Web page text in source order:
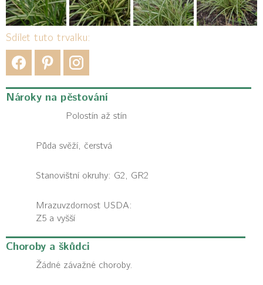
Sdílet tuto trvalku:
Nároky na pěstování
Polostín až stín
Půda svěží, čerstvá
Stanovištní okruhy: G2, GR2
Mrazuvzdornost USDA:
Z5 a vyšší
Choroby a škůdci
Žádné závažné choroby.